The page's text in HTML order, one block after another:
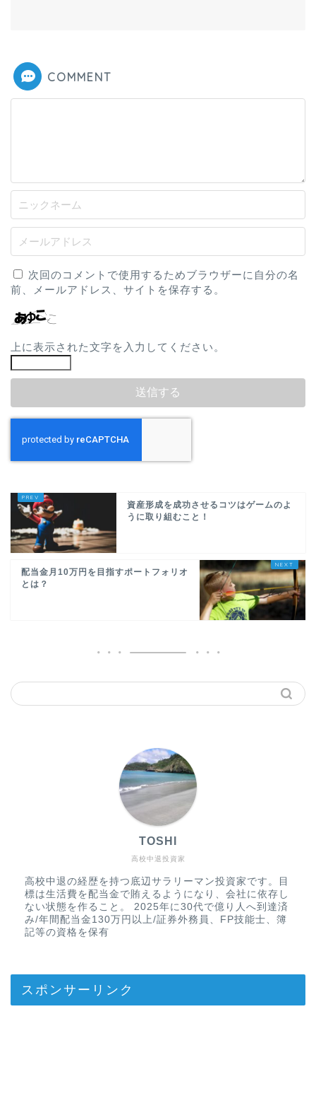
COMMENT
次回のコメントで使用するためブラウザーに自分の名
前、メールアドレス、サイトを保存する。
上に表示された文字を入力してください。
資産形成を成功させるコツはゲームのよ
うに取り組むこと！
配当金月10万円を目指すポートフォリオ
とは？
高校中退投資家
TOSHI
高校中退の経歴を持つ底辺サラリーマン投資家です。目
標は生活費を配当金で賄えるようになり、会社に依存し
ない状態を作ること。 2025年に30代で億り人へ到達済
み/年間配当金130万円以上/証券外務員、FP技能士、簿
記等の資格を保有
スポンサーリンク